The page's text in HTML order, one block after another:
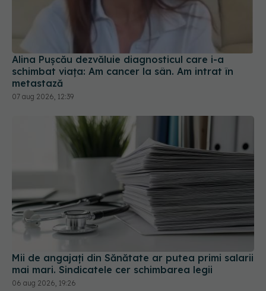
Alina Pușcău dezvăluie diagnosticul care i-a
schimbat viața: Am cancer la sân. Am intrat în
metastază
07 aug 2026, 12:39
Mii de angajați din Sănătate ar putea primi salarii
mai mari. Sindicatele cer schimbarea legii
06 aug 2026, 19:26